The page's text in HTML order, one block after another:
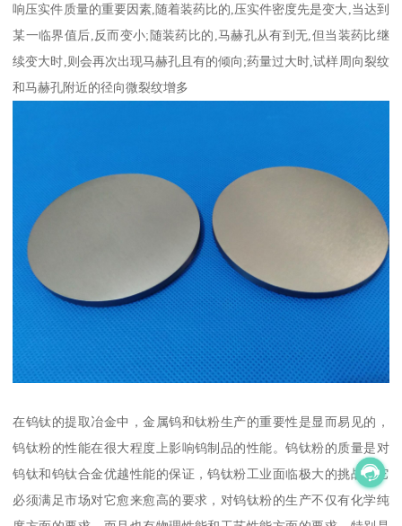
响压实件质量的重要因素,随着装药比的,压实件密度先是变大,当达到
某一临界值后,反而变小;随装药比的,马赫孔从有到无,但当装药比继
续变大时,则会再次出现马赫孔且有的倾向;药量过大时,试样周向裂纹
和马赫孔附近的径向微裂纹增多
在钨钛的提取冶金中，金属钨和钛粉生产的重要性是显而易见的，
钨钛粉的性能在很大程度上影响钨制品的性能。钨钛粉的质量是对
钨钛和钨钛合金优越性能的保证，钨钛粉工业面临极大的挑战，它
必须满足市场对它愈来愈高的要求，对钨钛粉的生产不仅有化学纯